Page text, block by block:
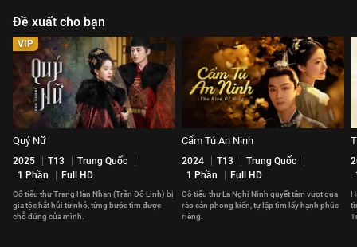
Đề xuất cho bạn
VIP
Quý Nữ
2025 T13
Trung Quốc
1 Phần
Full HD
Cô tiểu thư Trang Hàn Nhạn (Trần Đô Linh) bị
gia tộc hắt hủi từ nhỏ, từng bước tìm được
chỗ đứng của mình.
Cẩm Tú An Ninh
2024 T13
Trung Quốc
1 Phần
Full HD
Cô tiểu thư La Nghi Ninh quyết tâm vượt qua
rào cản phong kiến, tự lập tìm lấy hạnh phúc
riêng.